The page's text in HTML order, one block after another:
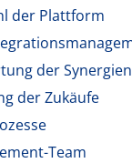
der Plattform
der Synergien
der Zukäufe
Team